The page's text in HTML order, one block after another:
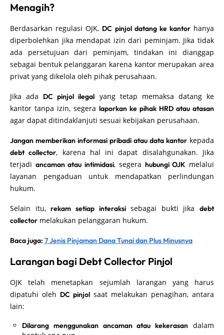
Menagih?
Berdasarkan regulasi OJK, DC pinjol datang ke kantorhanya
diperbolehkan jika mendapat izin dari peminjam. Jika tidak
ada persetujuan dari peminjam, tindakan ini dianggap
sebagai bentuk pelanggaran karena kantor merupakan area
privat yang dikelola oleh pihak perusahaan.
Jika ada DC pinjol ilegal yang tetap memaksa datang ke
kantor tanpa izin, segera laporkan ke pihak HRD atau atasan
agar dapat ditindaklanjuti sesuai kebijakan perusahaan.
Jangan memberikan informasi pribadi atau data kantor kepada
debt collector, karena hal ini dapat disalahgunakan. Jika
terjadi ancaman atau intimidasi, segera hubungi OJK melalui
layanan pengaduan untuk mendapatkan perlindungan
hukum.
Selain itu,rekam setiap interaksisebagai bukti jika debt
collector melakukan pelanggaran hukum.
Baca juga: 7 Jenis Pinjaman Dana Tunai dan Plus Minusnya
Larangan bagi Debt Collector Pinjol
OJK telah menetapkan sejumlah larangan yang harus
dipatuhi oleh DC pinjol saat melakukan penagihan, antara
lain:
Dilarang menggunakan ancaman atau kekerasan dalam